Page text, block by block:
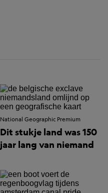
National Geographic Premium
Dit stukje land was 150
jaar lang van niemand